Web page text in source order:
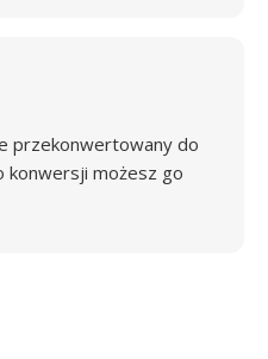
przekonwertowany do
konwersji możesz go